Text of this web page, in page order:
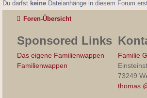
Du darfst keine Dateianhänge in diesem Forum
Foren-Übersicht
Sponsored Links
Das eigene Familienwappen
Familienwappen
Familie
73249
thomas